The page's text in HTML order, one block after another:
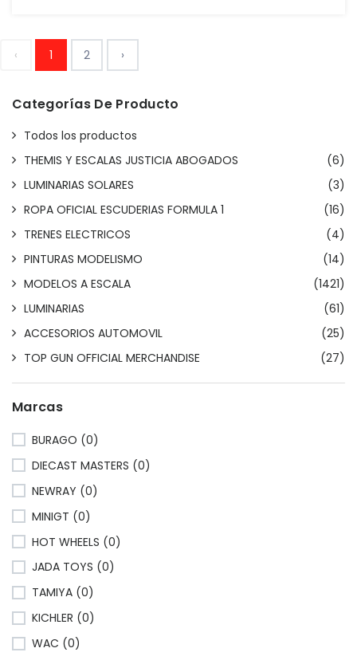
‹ 1 2 ›
Categorías De Producto
Todos los productos
THEMIS Y ESCALAS JUSTICIA ABOGADOS
(6)
LUMINARIAS SOLARES
(3)
ROPA OFICIAL ESCUDERIAS FORMULA 1
(16)
TRENES ELECTRICOS
(4)
PINTURAS MODELISMO
(14)
MODELOS A ESCALA
(1421)
LUMINARIAS
(61)
ACCESORIOS AUTOMOVIL
(25)
TOP GUN OFFICIAL MERCHANDISE
(27)
Marcas
BURAGO (0)
DIECAST MASTERS (0)
NEWRAY (0)
MINIGT (0)
HOT WHEELS (0)
JADA TOYS (0)
TAMIYA (0)
KICHLER (0)
WAC (0)